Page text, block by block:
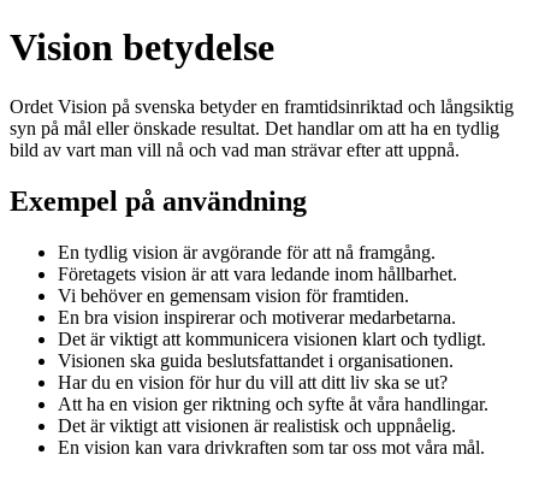
Vision betydelse
Ordet Vision på svenska betyder en framtidsinriktad och långsiktig
syn på mål eller önskade resultat. Det handlar om att ha en tydlig
bild av vart man vill nå och vad man strävar efter att uppnå.
Exempel på användning
En tydlig vision är avgörande för att nå framgång.
Företagets vision är att vara ledande inom hållbarhet.
Vi behöver en gemensam vision för framtiden.
En bra vision inspirerar och motiverar medarbetarna.
Det är viktigt att kommunicera visionen klart och tydligt.
Visionen ska guida beslutsfattandet i organisationen.
Har du en vision för hur du vill att ditt liv ska se ut?
Att ha en vision ger riktning och syfte åt våra handlingar.
Det är viktigt att visionen är realistisk och uppnåelig.
En vision kan vara drivkraften som tar oss mot våra mål.